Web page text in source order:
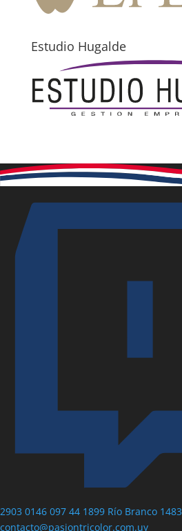
Estudio Hugalde
2903 0146 097 44 1899 Río Branco 1483
contacto@pasiontricolor.com.uy